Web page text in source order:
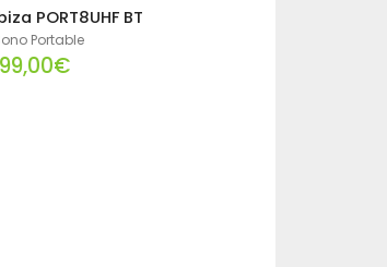
PORT8UHF BT
Portable